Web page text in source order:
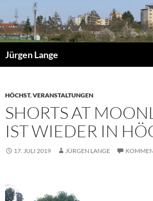
Inhalt
springen
Jürgen Lange
HÖCHST,VERANSTALTUNGEN
SHORTS AT
IST WIEDER IN
17. JULI 2019 JÜRGEN LANGE